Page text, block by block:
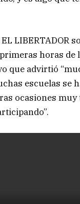
LIBERTADOR
horas de
que advirtió
escuelas se
ocasiones